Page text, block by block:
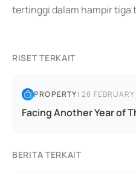
tertinggi dalam hampir tiga
RISET TERKAIT
PROPERTY|28
Facing Another Year of
BERITA TERKAIT